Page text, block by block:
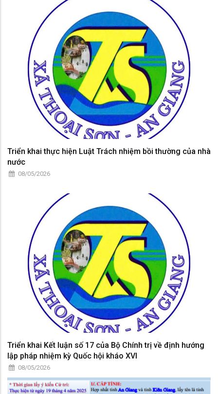
Triển khai thực hiện Luật Trách nhiệm bồi thường của nhà
nước
08/05/2026
Triển khai Kết luận số 17 của Bộ Chính trị về định hướng
lập pháp nhiệm kỳ Quốc hội kháo XVI
08/05/2026